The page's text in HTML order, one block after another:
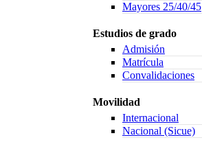
Mayores 25/40/45
Estudios de grado
Admisión
Matrícula
Convalidaciones
Movilidad
Internacional
Nacional (Sicue)